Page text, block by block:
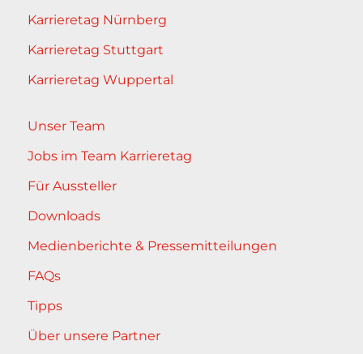
Karrieretag Nürnberg
Karrieretag Stuttgart
Karrieretag Wuppertal
Unser Team
Jobs im Team Karrieretag
Für Aussteller
Downloads
Medienberichte & Pressemitteilungen
FAQs
Tipps
Über unsere Partner